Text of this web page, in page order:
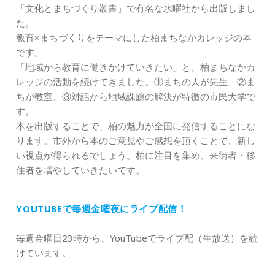
「文化とまちづくり叢書」で有名な水曜社から出版しまし
た。
教育×まちづくりをテーマにした柏まちなかカレッジの本
です。
「地域から教育に働きかけていきたい」と、柏まちなかカ
レッジの活動を続けてきました。①まちの人が先生、②ま
ちが教室、③対話から地域課題の解決が特徴の市民大学で
す。
本を出版することで、柏の魅力が全国に発信することにな
ります。市外から本のご意見やご感想を頂くことで、新し
い視点が得られるでしょう。柏に注目を集め、来街者・移
住者を増やしていきたいです。
YOUTUBEで毎週金曜夜にライブ配信！
毎週金曜日23時から、YouTubeでライブ配（生放送）を続
けています。